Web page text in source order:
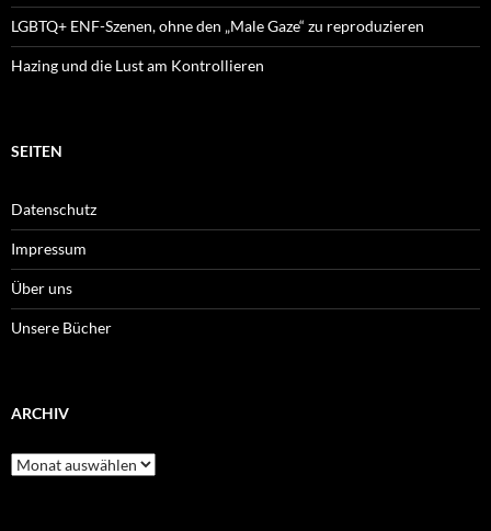
LGBTQ+ ENF-Szenen, ohne den „Male Gaze“ zu reproduzieren
Hazing und die Lust am Kontrollieren
SEITEN
Datenschutz
Impressum
Über uns
Unsere Bücher
ARCHIV
Archiv